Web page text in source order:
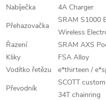
Nabíječka
4A Charger
Přehazovačka
SRAM S1000
Wireless
Řazení
SRAM AXS
Kliky
FSA Alloy
Vodítko řetězu
e*thirteen /
Převodník
SCOTT
34T chainring